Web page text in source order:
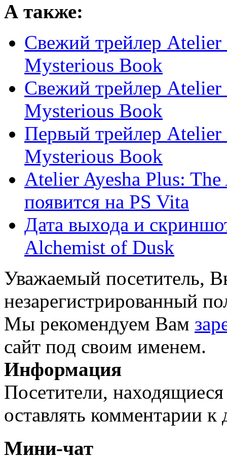
А также:
Свежий трейлер
Mysterious Book
Свежий трейлер
Mysterious Book
Первый трейлер
Mysterious Book
Atelier Ayesha Plus:
появится на PS Vita
Дата выхода и
Alchemist of Dusk
Уважаемый посетитель,
незарегистрированный
Мы рекомендуем Вам
сайт под своим именем.
Информация
Посетители,
оставлять комментарии
Мини-чат